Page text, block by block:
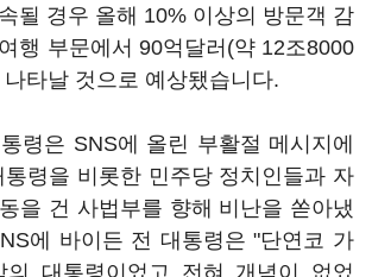
될 경우 올해 10% 이상의 방문객 감
행 부문에서 90억달러(약 12조8000
타날 것으로 예상됐습니다.
령은 SNS에 올린 부활절 메시지에
령을 비롯한 민주당 정치인들과 자
을 건 사법부를 향해 비난을 쏟아냈
에 바이든 전 대통령은 "단연코 가
의 대통령이었고 전혀 개념이 없었